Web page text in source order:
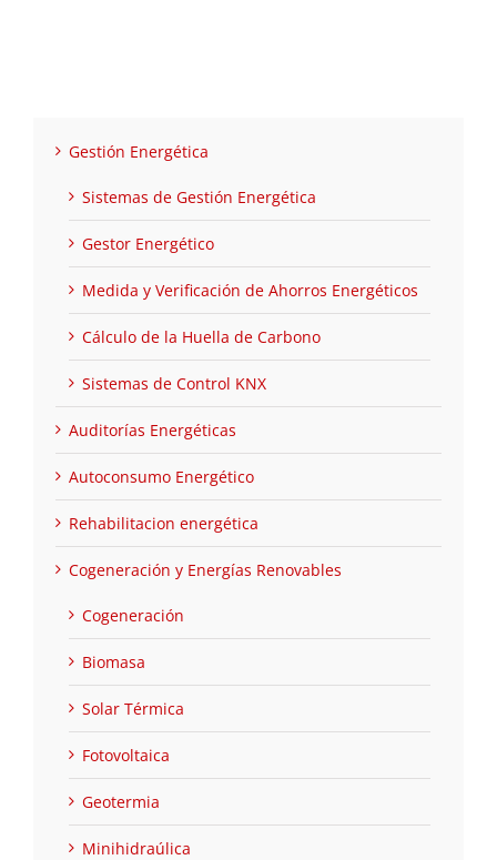
Gestión Energética
Sistemas de Gestión Energética
Gestor Energético
Medida y Verificación de Ahorros Energéticos
Cálculo de la Huella de Carbono
Sistemas de Control KNX
Auditorías Energéticas
Autoconsumo Energético
Rehabilitacion energética
Cogeneración y Energías Renovables
Cogeneración
Biomasa
Solar Térmica
Fotovoltaica
Geotermia
Minihidraúlica